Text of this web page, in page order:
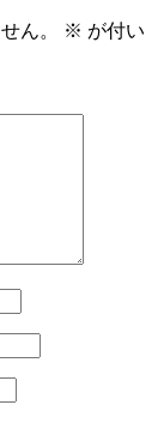
ん。 ※ が付い